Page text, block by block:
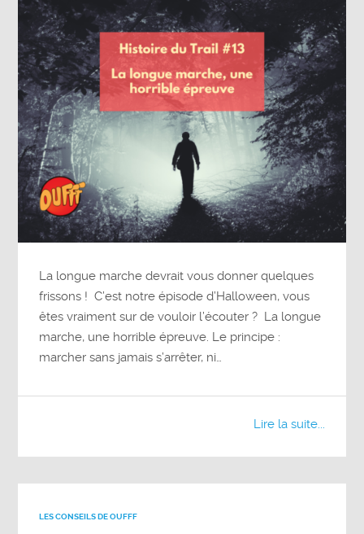
La longue marche devrait vous donner quelques
frissons ! C’est notre épisode d’Halloween, vous
êtes vraiment sur de vouloir l’écouter ? La longue
marche, une horrible épreuve. Le principe :
marcher sans jamais s’arrêter, ni…
Lire la suite...
LES CONSEILS DE OUFFF